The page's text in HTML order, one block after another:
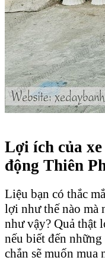
Lợi ích của
động Thiên
Liệu bạn có thắc
lợi như thế nào mà
như vậy? Quả thật
nếu biết đến
chắn sẽ muốn mua